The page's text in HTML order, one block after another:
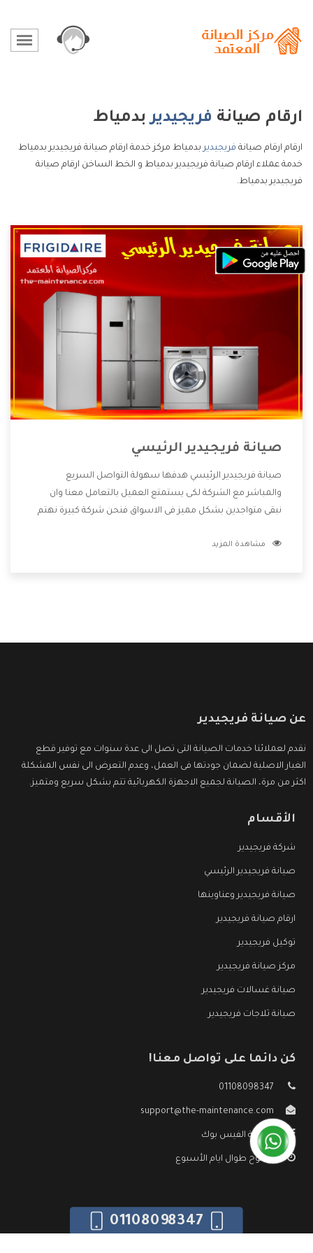
ارقام صيانة فريجيديربدمياط
ارقام ارقام صيانة فريجيدير بدمياط مركز خدمة ارقام صيانة فريجيدير بدمياط
خدمة عملاء ارقام صيانة فريجيدير بدمياط و الخط الساخن ارقام صيانة
فريجيدير بدمياط.
صيانة فريجيدير الرئيسي
صيانة فريجيدير الرئيسي هدفها سهولة التواصل السريع
والمباشر مع الشركة لكى يستمتع العميل بالتعامل معنا وان
نبقى متواجدين بشكل مميز فى الاسواق فنحن شركة كبيرة نهتم
الشركة بها والتى تكون منها خدمة الصيانة التى تكون من أهم
مشاهدة المزيد
عن صيانة فريجيدير
نقدم لعملائنا خدمات الصيانة التى تصل الى عدة سنوات مع توفير قطع
الغيار الاصلية لضمان جودتها فى العمل، وعدم التعرض الى نفس المشكلة
اكثر من مرة، الصيانة لجميع الاجهزة الكهربائية تتم بشكل سريع ومتميز.
الأقسام
شركة فريجيدير
صيانة فريجيدير الرئيسي
صيانة فريجيدير وعناوينها
ارقام صيانة فريجيدير
توكيل فريجيدير
مركز صيانة فريجيدير
صيانة غسالات فريجيدير
صيانة ثلاجات فريجيدير
كن دائما على تواصل معنا!
01108098347
support@the-maintenance.com
صفحة الفيس بوك
مفتوح طوال ايام الأسبوع
01108098347